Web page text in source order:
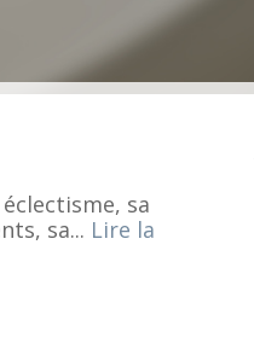
sa
sa... Lire la